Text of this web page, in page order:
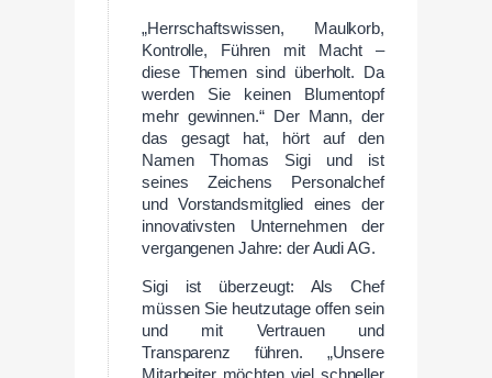
„Herrschaftswissen, Maulkorb,
Kontrolle, Führen mit Macht –
diese Themen sind überholt. Da
werden Sie keinen Blumentopf
mehr gewinnen.“ Der Mann, der
das gesagt hat, hört auf den
Namen Thomas Sigi und ist
seines Zeichens Personalchef
und Vorstandsmitglied eines der
innovativsten Unternehmen der
vergangenen Jahre: der Audi AG.
Sigi ist überzeugt: Als Chef
müssen Sie heutzutage offen sein
und mit Vertrauen und
Transparenz führen. „Unsere